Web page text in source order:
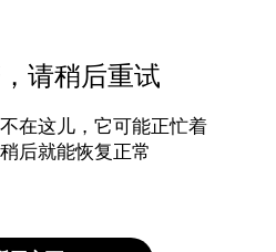
请稍后重试
在这儿，它可能正忙着
后就能恢复正常